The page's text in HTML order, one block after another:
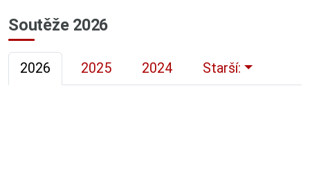
Soutěže 2026
2026 2025 2024 Starší: